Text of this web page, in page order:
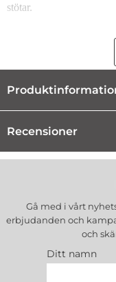
stötar.
Skalet är tillverkat av
från dagliga skador. De
kameran säkerställer
exakta passform ger
Tekniska
Kollektion:
Eco
Karl Lagerfeld Hotel
mellan mode och
Recensioner
Gå med i vårt
erbjudanden och
och
Ditt namn